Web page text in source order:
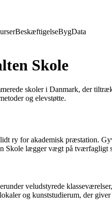
BeskæftigelseBygData
Skole
skoler i Danmark, der
og elevstøtte.
ry for akademisk præstation.
Skole lægger vægt på
veludstyrede
og kunststudierum, der